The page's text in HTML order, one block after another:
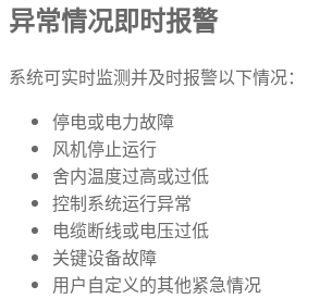
异常情况即时报警
系统可实时监测并及时报警以下情况：
停电或电力故障
风机停止运行
舍内温度过高或过低
控制系统运行异常
电缆断线或电压过低
关键设备故障
用户自定义的其他紧急情况